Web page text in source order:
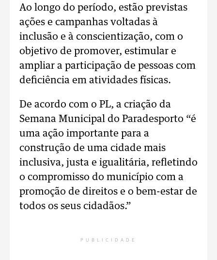
Ao longo do período, estão previstas
ações e campanhas voltadas à
inclusão e à conscientização, com o
objetivo de promover, estimular e
ampliar a participação de pessoas com
deficiência em atividades físicas.
De acordo com o PL, a criação da
Semana Municipal do Paradesporto “é
uma ação importante para a
construção de uma cidade mais
inclusiva, justa e igualitária, refletindo
o compromisso do município com a
promoção de direitos e o bem-estar de
todos os seus cidadãos.”
PUBLICIDADE